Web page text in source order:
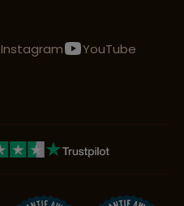
Instagram
YouTube